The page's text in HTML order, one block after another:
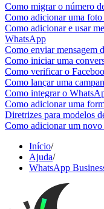
Como migrar o número
Como adicionar uma
Como adicionar e usar
WhatsApp
Como enviar mensagem
Como iniciar uma
Como verificar o
Como lançar uma
Como integrar o
Como adicionar uma
Diretrizes para modelos
Como adicionar um
Início/
Ajuda/
WhatsApp